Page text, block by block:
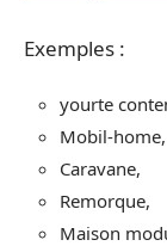
Exemples :
yourte
Mobil-home,
Caravane,
Remorque,
Maison